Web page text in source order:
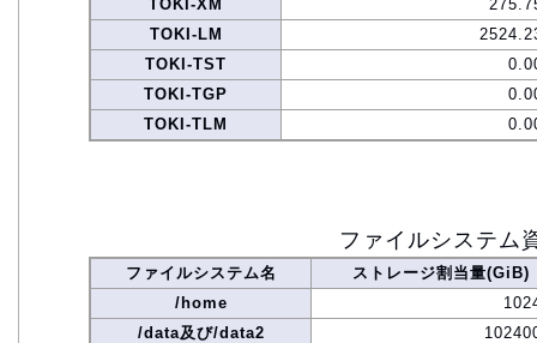
TOKI-XM
TOKI-LM
TOKI-TST
TOKI-TGP
TOKI-TLM
ファイルシステム
ファイルシステム名
ストレージ割当量(GiB)
/home
/data及び/data2